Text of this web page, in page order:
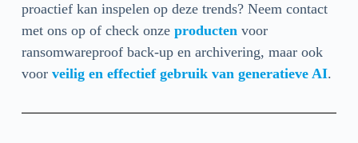
proactief kan inspelen op deze trends? Neem contact
met ons op of check onze productenvoor
ransomwareproof back-up en archivering, maar ook
voor veilig en effectief gebruik van generatieve AI.